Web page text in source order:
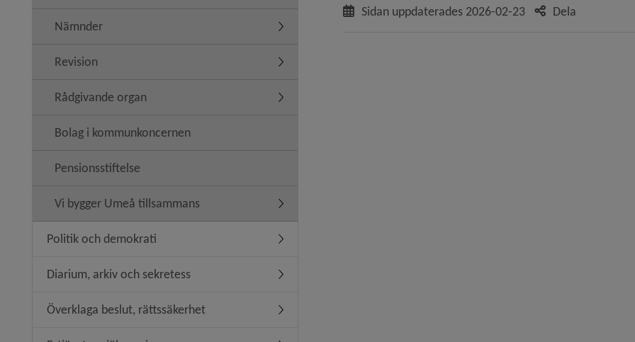
Nämnder Undermeny för Nämnder
Revision Undermeny för Revision
Rådgivande organ Undermeny för Rådgivande organ
Bolag i kommunkoncernen
Pensionsstiftelse
Vi bygger Umeå tillsammans Undermeny för Vi bygger Umeå tillsammans
Politik och demokrati Undermeny för Politik och demokrati
Diarium, arkiv och sekretess Undermeny för Diarium, arkiv och sekretess
Överklaga beslut, rättssäkerhet Undermeny för Överklaga beslut, rättssäkerhet
Sidan uppdaterades 2026-02-23 Dela